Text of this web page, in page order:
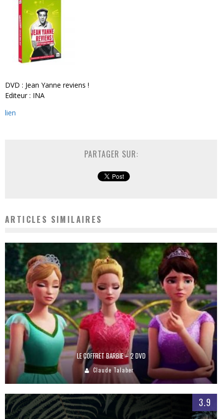
DVD : Jean Yanne reviens !
Editeur : INA
lien
PARTAGER SUR:
ARTICLES SIMILAIRES
LE COFFRET BARBIE – 2 DVD
Claude Talaber
3.9